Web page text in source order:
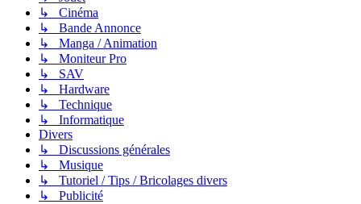
↳ Cinéma
↳ Bande Annonce
↳ Manga / Animation
↳ Moniteur Pro
↳ SAV
↳ Hardware
↳ Technique
↳ Informatique
Divers
↳ Discussions générales
↳ Musique
↳ Tutoriel / Tips / Bricolages divers
↳ Publicité